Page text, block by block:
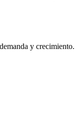
y crecimiento.